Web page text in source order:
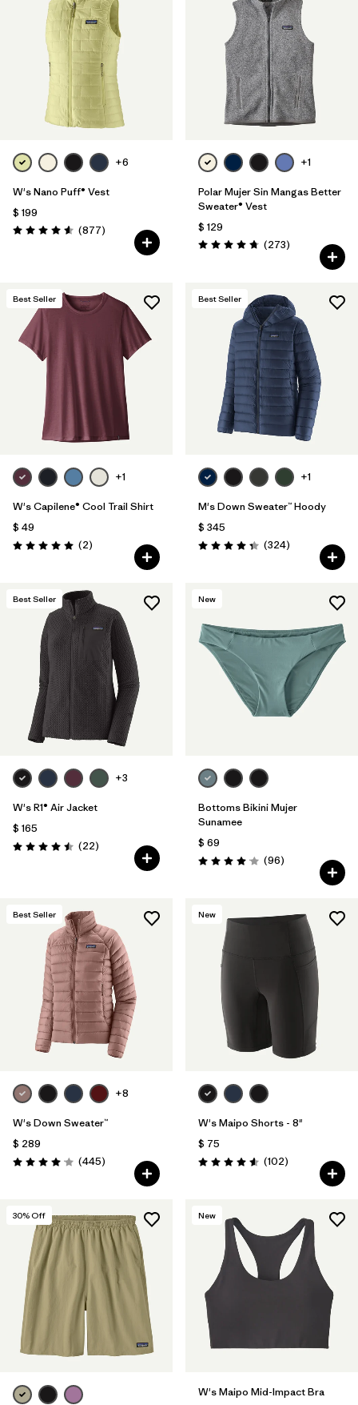
+6
W's Nano Puff® Vest
$ 199
Valoración: 4.6 / 5
(877Comentarios
)
+1
Polar Mujer Sin Mangas Better
Sweater® Vest
$ 129
Valoración: 4.7 / 5
(273Comentarios
)
Best Seller
+1
W's Capilene® Cool Trail Shirt
$ 49
Valoración: 5.0 / 5
(2Comentarios
)
Best Seller
+1
M's Down Sweater™ Hoody
$ 345
Valoración: 4.4 / 5
(324Comentarios
)
Best Seller
+3
W's R1® Air Jacket
$ 165
Valoración: 4.5 / 5
(22Comentarios
)
New
Bottoms Bikini Mujer
Sunamee
$ 69
Valoración: 4.1 / 5
(96Comentarios
)
Best Seller
+8
W's Down Sweater™
$ 289
Valoración: 4.1 / 5
(445Comentarios
)
New
W's Maipo Shorts - 8"
$ 75
Valoración: 4.6 / 5
(102Comentarios
)
30% Off New
W's Maipo Mid-Impact Bra